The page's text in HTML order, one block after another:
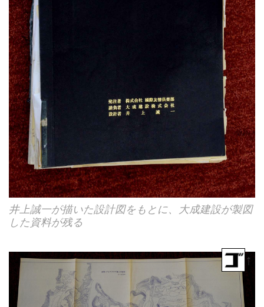
井上誠一が描いた設計図をもとに、大成建設が製図
した資料が残る
↑